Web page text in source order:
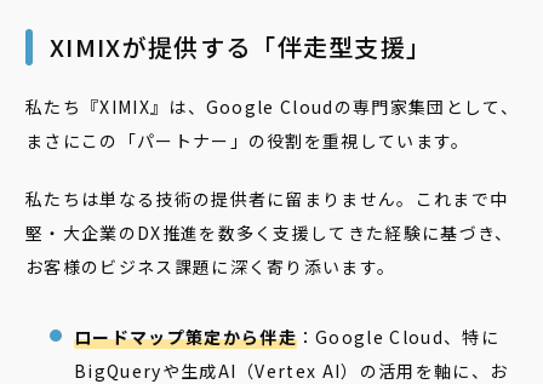
XIMIXが提供する「伴走型支援」
私たち『XIMIX』は、Google Cloudの専門家集団として、
まさにこの「パートナー」の役割を重視しています。
私たちは単なる技術の提供者に留まりません。これまで中
堅・大企業のDX推進を数多く支援してきた経験に基づき、
お客様のビジネス課題に深く寄り添います。
ロードマップ策定から伴走：Google Cloud、特に
BigQueryや生成AI（Vertex AI）の活用を軸に、お